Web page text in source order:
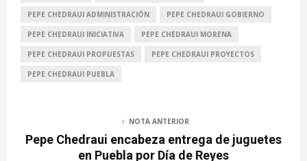
PEPE CHEDRAUI ADMINISTRACIÓN PEPE CHEDRAUI GOBIERNO
PEPE CHEDRAUI INICIATIVA PEPE CHEDRAUI MORENA
PEPE CHEDRAUI PROPUESTAS PEPE CHEDRAUI PROYECTOS
PEPE CHEDRAUI PUEBLA
NOTA ANTERIOR
Pepe Chedraui encabeza entrega de juguetes
en Puebla por Día de Reyes